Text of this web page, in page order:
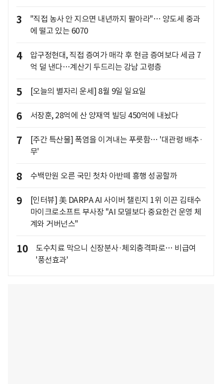
3
"직접 농사 안 지으면 내년까지 팔아라"… 양도세 중과
에 떨고 있는 6070
4
압구정현대, 직접 증여가 매각 후 현금 증여보다 세금 7
억 덜 낸다…계산기 두드리는 강남 고령층
5 [오늘의 별자리 운세] 8월 9일 일요일
6 서장훈, 28억에 산 양재역 빌딩 450억에 내놨다
7
[주간 특산물] 폭염을 이겨내는 푸릇함… '대관령 배추·
무'
8 수백만원 오른 국민 첫차 아반떼 흥행 성공할까
9
[인터뷰] 美 DARPA AI 사이버 챌린지 1위 이끈 김태수
마이크로소프트 부사장 "AI 모델보다 중요한건 운영 체
계와 거버넌스"
10
도수치료 막으니 신장분사·체외충격파로… 비급여
'풍선효과'